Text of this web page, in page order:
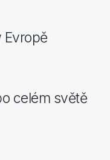
Evropě
celém světě